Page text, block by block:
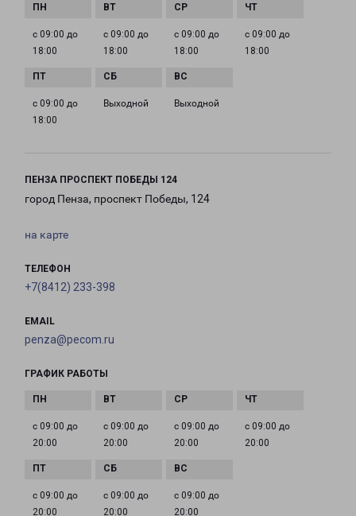
с 09:00 до
18:00
с 09:00 до
18:00
с 09:00 до
18:00
с 09:00 до
18:00
с 09:00 до
18:00
Выходной Выходной
ПЕНЗА ПРОСПЕКТ ПОБЕДЫ 124
город Пенза, проспект Победы, 124
на карте
ТЕЛЕФОН
+7(8412) 233-398
EMAIL
penza@pecom.ru
ГРАФИК РАБОТЫ
с 09:00 до
20:00
с 09:00 до
20:00
с 09:00 до
20:00
с 09:00 до
20:00
с 09:00 до
20:00
с 09:00 до
20:00
с 09:00 до
20:00